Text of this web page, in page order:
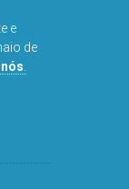
e
de